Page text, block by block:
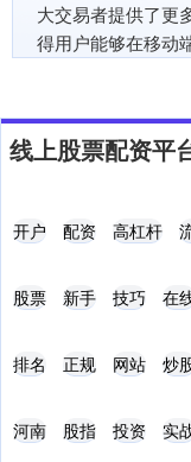
大交易者提供了更
得用户能够在移动
线上股票配资平
开户 配资 高杠杆
股票 新手 技巧 在
排名 正规 网站 炒
河南 股指 投资 实